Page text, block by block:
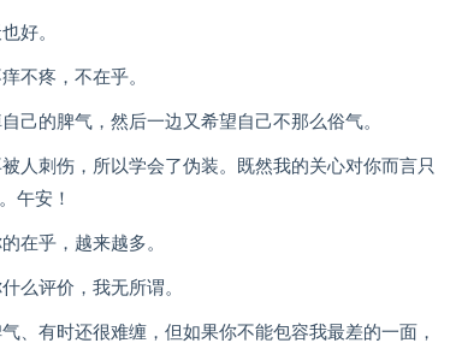
好。
不疼，不在乎。
己的脾气，然后一边又希望自己不那么俗气。
人刺伤，所以学会了伪装。既然我的关心对你而言只
午安！
在乎，越来越多。
么评价，我无所谓。
、有时还很难缠，但如果你不能包容我最差的一面，